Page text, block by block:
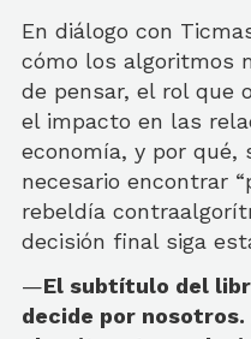
En diálogo con
cómo los algoritmos
de pensar, el rol que
el impacto en las
economía, y por qué,
necesario encontrar
rebeldía
decisión final siga
—El subtítulo del
decide por